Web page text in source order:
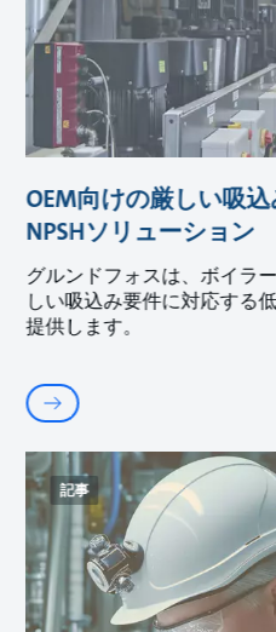
OEM向けの厳しい吸
NPSHソリューション
グルンドフォスは、ボイラ
しい吸込み要件に対応する
提供します。
記事